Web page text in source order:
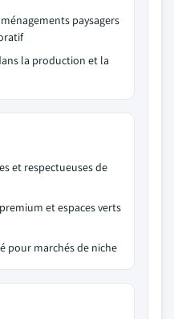
paysagers
la production et la
et respectueuses de
et espaces verts
pour marchés de niche